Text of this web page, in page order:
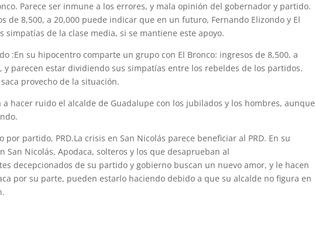
Parece ser inmune a los errores, y mala opinión del gobernador y partido.
de 8,500, a 20,000 puede indicar que en un futuro, Fernando Elizondo y El
de la clase media, si se mantiene este apoyo.
:En su hipocentro comparte un grupo con El Bronco: ingresos de 8,500, a
y parecen estar dividiendo sus simpatías entre los rebeldes de los partidos.
provecho de la situación.
a hacer ruido el alcalde de Guadalupe con los jubilados y los hombres, aunque
partido, PRD.La crisis en San Nicolás parece beneficiar al PRD. En su
San Nicolás, Apodaca, solteros y los que desaprueban al
decepcionados de su partido y gobierno buscan un nuevo amor, y le hacen
por su parte, pueden estarlo haciendo debido a que su alcalde no figura en